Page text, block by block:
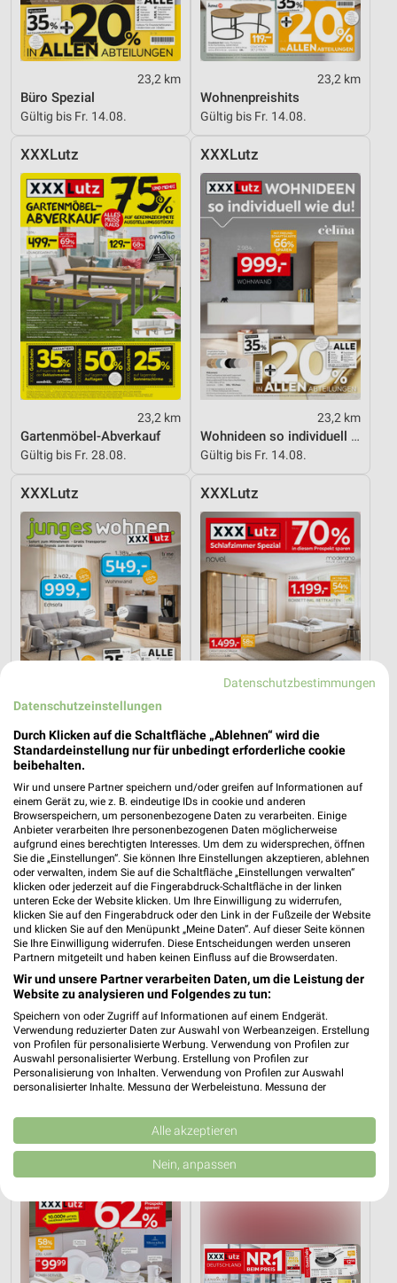
23,2 km
Büro Spezial
Gültig bis Fr. 14.08.
23,2 km
Wohnenpreishits
Gültig bis Fr. 14.08.
XXXLutz
23,2 km
Gartenmöbel-Abverkauf
Gültig bis Fr. 28.08.
XXXLutz
23,2 km
Wohnideen so individuell wie du!
Gültig bis Fr. 14.08.
XXXLutz
23,2 km
Junges Wohnen
Noch heute gültig
XXXLutz
23,2 km
Noch heute gültig
Thomas Philipps
3,9 km
Angebote ab 03.08.
XXXLutz
23,2 km
Junges Wohnen
Gültig bis Fr. 14.08.
XXXLutz
Datenschutzbestimmungen
Datenschutzeinstellungen
Durch Klicken auf die Schaltfläche „Ablehnen“ wird die
Standardeinstellung nur für unbedingt erforderliche cookie
beibehalten.
Wir und unsere Partner speichern und/oder greifen auf Informationen auf
einem Gerät zu, wie z. B. eindeutige IDs in cookie und anderen
Browserspeichern, um personenbezogene Daten zu verarbeiten. Einige
Anbieter verarbeiten Ihre personenbezogenen Daten möglicherweise
aufgrund eines berechtigten Interesses. Um dem zu widersprechen, öffnen
Sie die „Einstellungen“. Sie können Ihre Einstellungen akzeptieren, ablehnen
oder verwalten, indem Sie auf die Schaltfläche „Einstellungen verwalten“
klicken oder jederzeit auf die Fingerabdruck-Schaltfläche in der linken
unteren Ecke der Website klicken. Um Ihre Einwilligung zu widerrufen,
klicken Sie auf den Fingerabdruck oder den Link in der Fußzeile der Website
und klicken Sie auf den Menüpunkt „Meine Daten“. Auf dieser Seite können
Sie Ihre Einwilligung widerrufen. Diese Entscheidungen werden unseren
Partnern mitgeteilt und haben keinen Einfluss auf die Browserdaten.
Wir und unsere Partner verarbeiten Daten, um die Leistung der
Website zu analysieren und Folgendes zu tun:
Speichern von oder Zugriff auf Informationen auf einem Endgerät.
Verwendung reduzierter Daten zur Auswahl von Werbeanzeigen. Erstellung
von Profilen für personalisierte Werbung. Verwendung von Profilen zur
Auswahl personalisierter Werbung. Erstellung von Profilen zur
Personalisierung von Inhalten. Verwendung von Profilen zur Auswahl
personalisierter Inhalte. Messung der Werbeleistung. Messung der
Kombinationen von Daten aus verschiedenen Quellen. Entwicklung und
Verbesserung der Angebote. Verwendung reduzierter Daten zur Auswahl
von Inhalten.
Daten können außerhalb der Europäischen Union weitergegeben und in die
Website/App.
Partnerliste anzeigen (1 IAB-Anbieter)
Wir nutzen Ihre Daten für folgende Zwecke:
IAB-Verarbeitungszwecke:
Alle akzeptieren
Nein, anpassen